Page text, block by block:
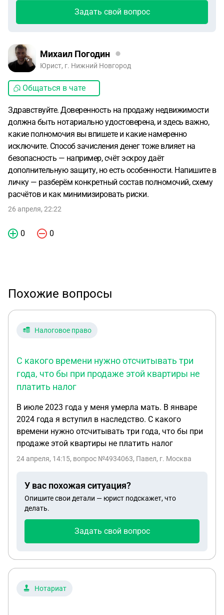
Задать свой вопрос
Михаил Погодин
Юрист, г. Нижний Новгород
Общаться в чате
Здравствуйте. Доверенность на продажу недвижимости
должна быть нотариально удостоверена, и здесь важно,
какие полномочия вы впишете и какие намеренно
исключите. Способ зачисления денег тоже влияет на
безопасность — например, счёт эскроу даёт
дополнительную защиту, но есть особенности. Напишите в
личку — разберём конкретный состав полномочий, схему
расчётов и как минимизировать риски.
26 апреля, 22:22
0 0
Похожие вопросы
Налоговое право
С какого времени нужно отсчитывать три
года, что бы при продаже этой квартиры не
платить налог
В июле 2023 года у меня умерла мать. В январе
2024 года я вступил в наследство. С какого
времени нужно отсчитывать три года, что бы при
продаже этой квартиры не платить налог
24 апреля, 14:15, вопрос №4934063, Павел, г. Москва
У вас похожая ситуация?
Опишите свои детали — юрист подскажет, что
делать.
Задать свой вопрос
Нотариат